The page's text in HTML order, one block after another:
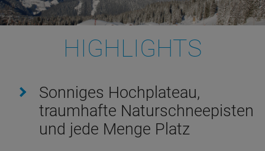
HIGHLIGHTS
Sonniges Hochplateau,
traumhafte Naturschneepisten
und jede Menge Platz